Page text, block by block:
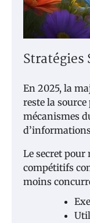
Stratégies
En 2025, la
reste la
mécanismes
Le secret pour
compétitifs
moins